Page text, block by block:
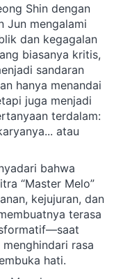
Shin dengan
Jun mengalami
dan kegagalan
biasanya kritis,
sandaran
hanya menandai
juga menjadi
terdalam:
atau
bahwa
“Master Melo”
kejujuran, dan
terasa
rasa
hati.